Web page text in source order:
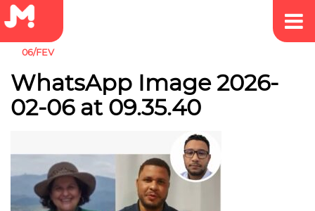
06/FEV
WhatsApp Image 2026-
02-06 at 09.35.40